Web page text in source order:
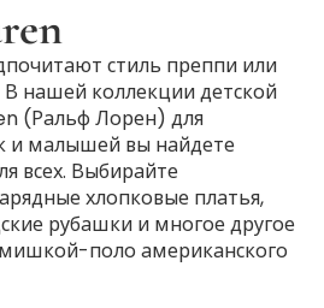
стиль преппи или
нашей коллекции детской
(Ральф Лорен) для
и малышей вы найдете
всех. Выбирайте
хлопковые платья,
рубашки и многое другое
поло американского